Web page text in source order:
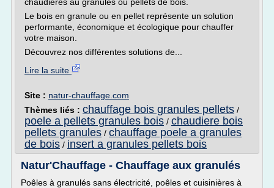
Le bois en granule ou en pellet représente un solution
performante, économique et écologique pour chauffer
votre maison.
Découvrez nos différentes solutions de...
Lire la suite
Site : natur-chauffage.com
Thèmes liés : chauffage bois granules pellets /
poele a pellets granules bois / chaudiere bois
pellets granules / chauffage poele a granules
de bois / insert a granules pellets bois
Natur'Chauffage - Chauffage aux granulés
Poêles à granulés sans électricité, poêles et cuisinières à